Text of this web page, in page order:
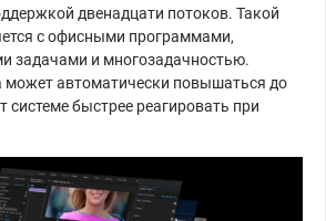
двенадцати потоков. Такой
с офисными программами,
задачами и многозадачностью.
может автоматически повышаться до
системе быстрее реагировать при